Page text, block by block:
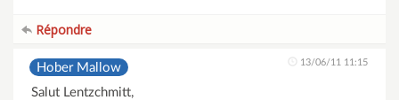
Répondre
Hober Mallow 13/06/11 11:15
Salut Lentzchmitt,